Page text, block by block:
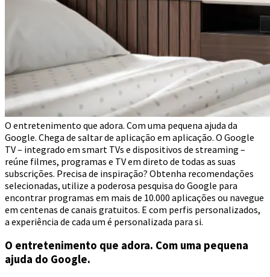
O entretenimento que adora. Com uma pequena ajuda da
Google. Chega de saltar de aplicação em aplicação. O Google
TV – integrado em smart TVs e dispositivos de streaming –
reúne filmes, programas e TV em direto de todas as suas
subscrições. Precisa de inspiração? Obtenha recomendações
selecionadas, utilize a poderosa pesquisa do Google para
encontrar programas em mais de 10.000 aplicações ou navegue
em centenas de canais gratuitos. E com perfis personalizados,
a experiência de cada um é personalizada para si.
O entretenimento que adora. Com uma pequena
ajuda do Google.